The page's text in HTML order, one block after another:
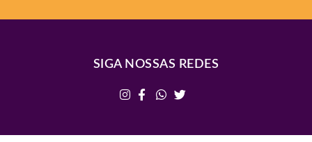
SIGA NOSSAS REDES